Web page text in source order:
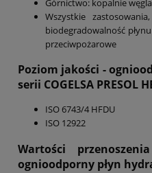
Górnictwo: kopalnie węgla
Wszystkie
biodegradowalność
przeciwpożarowe
Poziom jakości -
serii COGELSA PRESOL
ISO 6743/4 HFDU
ISO 12922
Wartości
ognioodporny płyn